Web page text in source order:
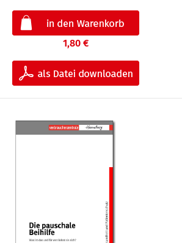
1,80 €